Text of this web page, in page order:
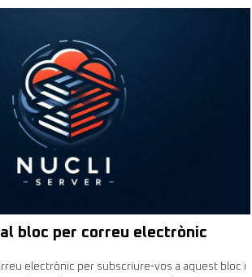
bloc per correu electrònic
electrònic per subscriure-vos a aquest bloc i